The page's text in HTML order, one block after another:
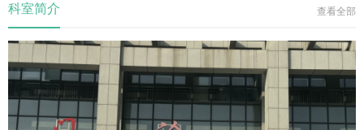
查看全部
科室简介